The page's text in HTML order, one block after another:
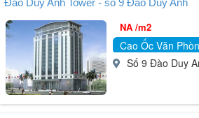
Đào Duy Anh Tower - số 9 Đào Duy Anh
NA /m2
Cao Ốc Văn
Số 9 Đào Duy